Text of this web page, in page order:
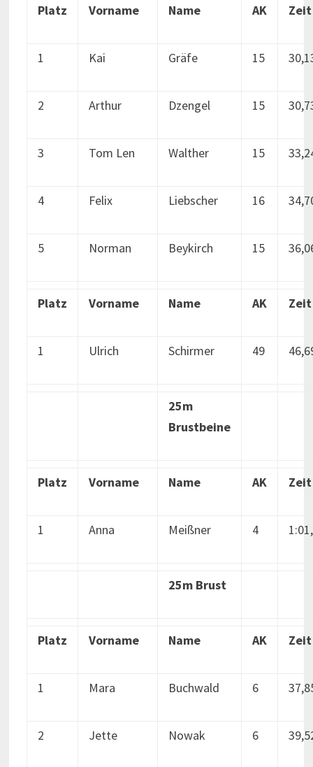
Platz Vorname Name AK Zeit
1 Kai Gräfe 15
2 Arthur Dzengel 15
3 Tom Len Walther 15
4 Felix Liebscher 16
5 Norman Beykirch 15
Platz Vorname Name AK Zeit
1 Ulrich Schirmer 49
25m
Brustbeine
Platz Vorname Name AK Zeit
1 Anna Meißner 4
25m Brust
Platz Vorname Name AK Zeit
1 Mara Buchwald 6
2 Jette Nowak 6